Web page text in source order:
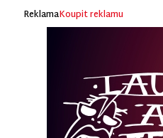
ReklamaKoupit reklamu